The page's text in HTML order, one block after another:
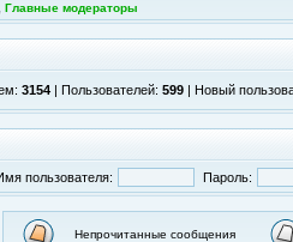
Главные модераторы
3154 | Пользователей: 599 | Новый
пользователя: Пароль:
Непрочитанные сообщения